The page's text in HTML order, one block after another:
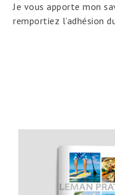
Je vous apporte mon
remportiez l’adhésion